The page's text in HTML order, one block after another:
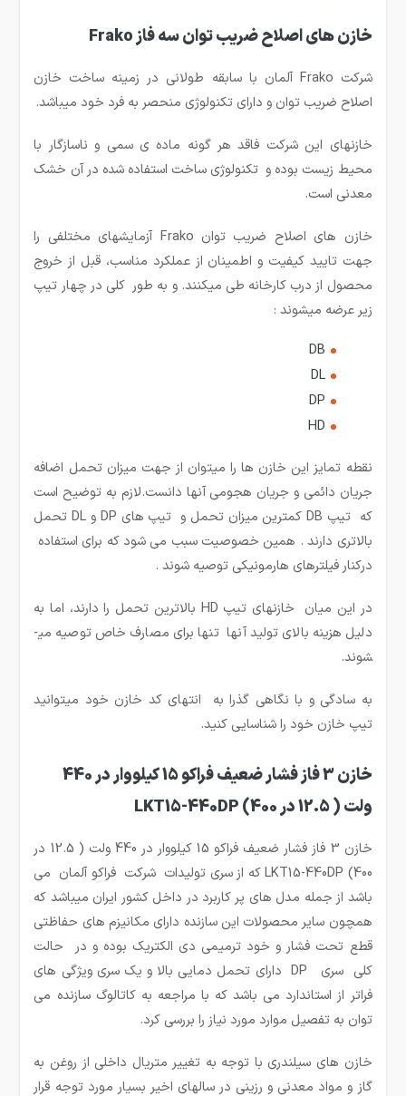
خازن های اصلاح ضریب توان سه فاز Frako
شرکت Frako آلمان با سابقه طولانی در زمینه ساخت خازن
اصلاح ضریب توان و دارای تکنولوژی منحصر به فرد خود می­باشد.
خازن­های این شرکت فاقد هر گونه ماده ی سمی و ناسازگار با
محیط زیست بوده و تکنولوژی ساخت استفاده شده در آن خشک
معدنی است.
خازن های اصلاح ضریب توان Frako آزمایش­های مختلفی را
جهت تایید کیفیت و اطمینان از عملکرد مناسب، قبل از خروج
محصول از درب کارخانه طی می­کنند. و به طور کلی در چهار تیپ
زیر عرضه میشوند :
DB
DL
DP
HD
نقطه تمایز این خازن ها را میتوان از جهت میزان تحمل اضافه
جریان دائمی و جریان هجومی آنها دانست.لازم به توضیح است
که تیپ DB کمترین میزان تحمل و تیپ های DP و DL تحمل
بالاتری دارند . همین خصوصیت سبب می شود که برای استفاده
درکنار فیلترهای هارمونیکی توصیه شوند .
در این میان خازن­های تیپ HD بالاترین تحمل را دارند، اما به
دلیل هزینه بالای تولید آنها تنها برای مصارف خاص توصیه می­
شوند.
به سادگی و با نگاهی گذرا به انتهای کد خازن خود میتوانید
تیپ خازن خود را شناسایی کنید.
خازن 3 فاز فشار ضعیف فراکو 15 کیلووار در 440
ولت ( 12.5 در 400) LKT15-440DP
خازن 3 فاز فشار ضعیف فراکو 15 کیلووار در 440 ولت ( 12.5 در
400) LKT15-440DP که از سری تولیدات شرکت فراکو آلمان می
باشد از جمله مدل های پر کاربرد در داخل کشور ایران میباشد که
همچون سایر محصولات این سازنده دارای مکانیزم های حفاظتی
قطع تحت فشار و خود ترمیمی دی الکتریک بوده و در حالت
کلی سری DP دارای تحمل دمایی بالا و یک سری ویژگی های
فراتر از استاندارد می باشد که با مراجعه به کاتالوگ سازنده می
توان به تفصیل موارد مورد نیاز را بررسی کرد.
خازن های سیلندری با توجه به تغییر متریال داخلی از روغن به
گاز و مواد معدنی و رزینی در سالهای اخیر بسیار مورد توجه قرار